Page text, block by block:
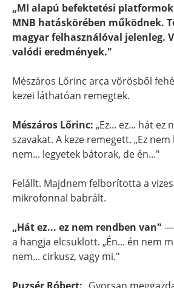
„MI alapú befektetési
MNB hatáskörében működnek.
magyar felhasználóval jelenleg.
valódi eredmények."
Mészáros Lőrinc arca vörösből
kezei láthatóan remegtek.
Mészáros Lőrinc: „Ez... ez... hát ez
szavakat. A keze remegett. „Ez nem
nem... legyetek bátorak, de én..."
Felállt. Majdnem felborította a
mikrofonnal babrált.
„Hát ez... ez nem rendben van" —
a hangja elcsuklott. „Én... én nem
nem... cirkusz, vagy mi."